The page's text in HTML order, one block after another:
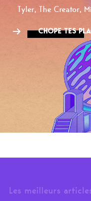
Tyler, The Creator,
CHOPE TES
Les meilleurs